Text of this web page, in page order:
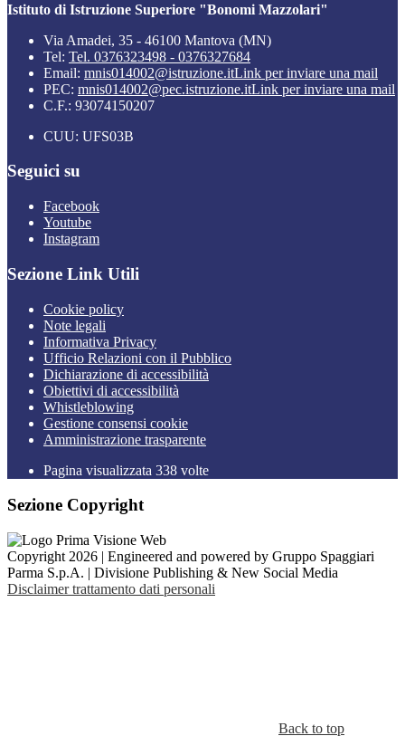
Istituto di Istruzione Superiore "Bonomi Mazzolari"
Via Amadei, 35 - 46100 Mantova (MN)
Tel: Tel. 0376323498 - 0376327684
Email: mnis014002@istruzione.itLink per inviare una mail
PEC: mnis014002@pec.istruzione.itLink per inviare una mail
C.F.: 93074150207
CUU: UFS03B
Seguici su
Facebook
Youtube
Instagram
Sezione Link Utili
Cookie policy
Note legali
Informativa Privacy
Ufficio Relazioni con il Pubblico
Dichiarazione di accessibilità
Obiettivi di accessibilità
Whistleblowing
Gestione consensi cookie
Amministrazione trasparente
Pagina visualizzata 338 volte
Sezione Copyright
Copyright 2026 | Engineered and powered by Gruppo Spaggiari
Parma S.p.A. | Divisione Publishing & New Social Media
Disclaimer trattamento dati personali
Back to top